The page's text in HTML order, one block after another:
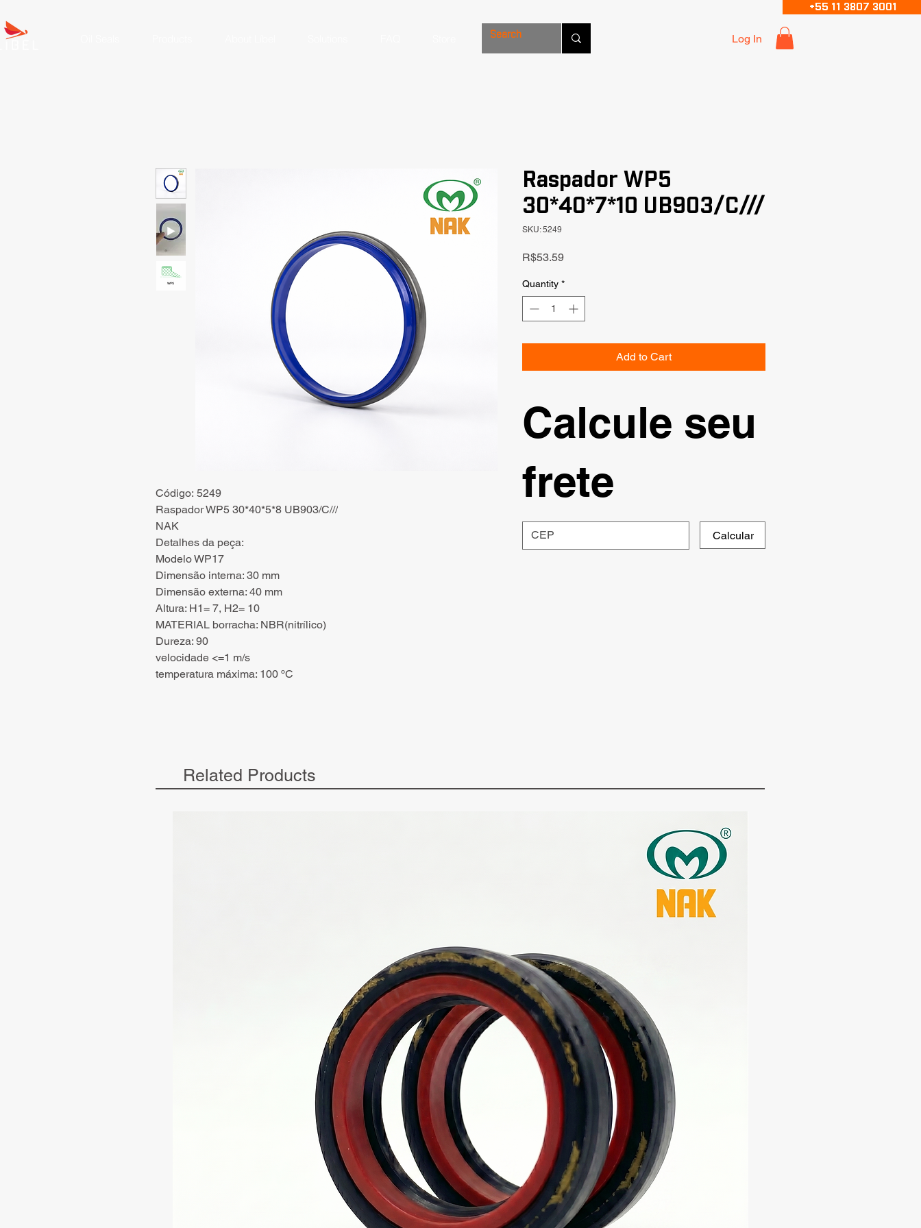
+55 11 3807 3001
Log In
Código: 5249
Raspador WP5 30*40*5*8 UB903/C///
NAK
Detalhes da peça:
Modelo WP17
Dimensão interna: 30 mm
Dimensão externa: 40 mm
Altura: H1= 7, H2= 10
MATERIAL borracha: NBR(nitrílico)
Dureza: 90
velocidade <=1 m/s
temperatura máxima: 100 ºC
Raspador WP5
30*40*7*10 UB903/C///
SKU: 5249
R$53.59Price
Quantity *
Add to Cart
Calcule seu
frete
Calcular
Related Products